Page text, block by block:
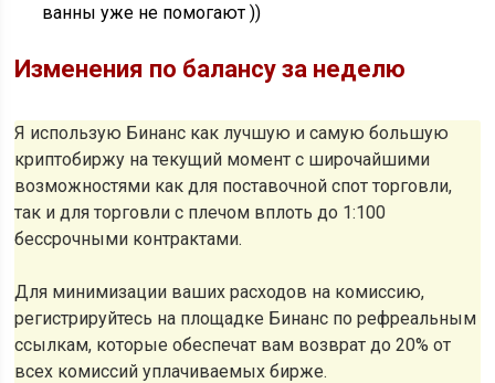
ванны уже не помогают ))
Изменения по балансу за неделю
Я использую Бинанс как лучшую и самую большую
криптобиржу на текущий момент с широчайшими
возможностями как для поставочной спот торговли,
так и для торговли с плечом вплоть до 1:100
бессрочными контрактами.
Для минимизации ваших расходов на комиссию,
регистрируйтесь на площадке Бинанс по рефреальным
ссылкам, которые обеспечат вам возврат до 20% от
всех комиссий уплачиваемых бирже.